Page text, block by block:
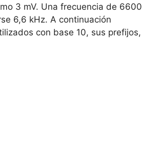
3 mV. Una frecuencia de 6600
6,6 kHz. A continuación
con base 10, sus prefijos,